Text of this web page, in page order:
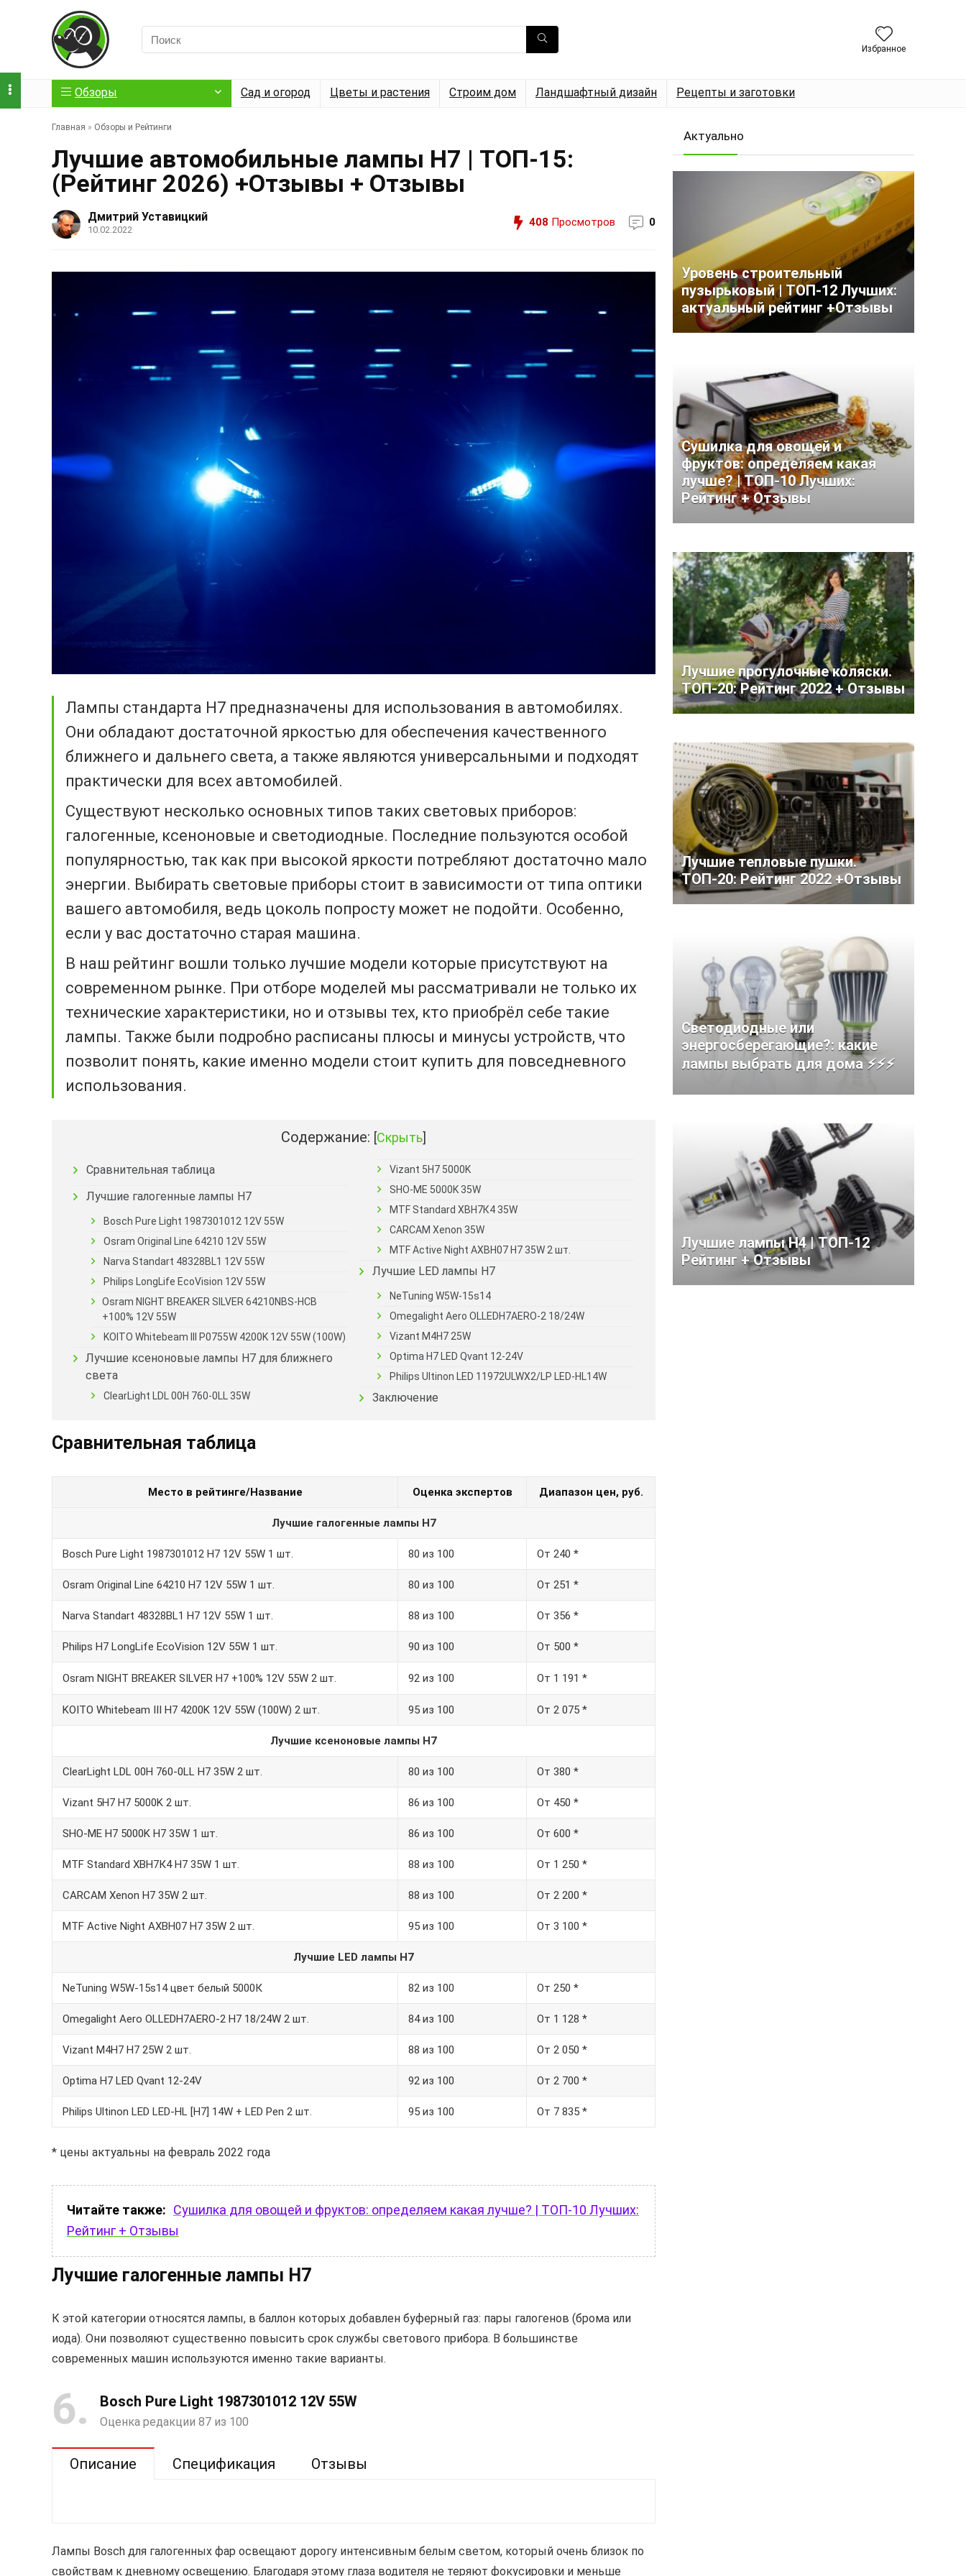
Избранное
Обзоры Сад и огород Цветы и растения Строим дом Ландшафтный дизайн Рецепты и заготовки
Главная » Обзоры и Рейтинги
Лучшие автомобильные лампы H7 | ТОП-15:
(Рейтинг 2026) +Отзывы + Отзывы
Дмитрий Уставицкий
10.02.2022
408 Просмотров 0
Лампы стандарта Н7 предназначены для использования в автомобилях.
Они обладают достаточной яркостью для обеспечения качественного
ближнего и дальнего света, а также являются универсальными и подходят
практически для всех автомобилей.
Существуют несколько основных типов таких световых приборов:
галогенные, ксеноновые и светодиодные. Последние пользуются особой
популярностью, так как при высокой яркости потребляют достаточно мало
энергии. Выбирать световые приборы стоит в зависимости от типа оптики
вашего автомобиля, ведь цоколь попросту может не подойти. Особенно,
если у вас достаточно старая машина.
В наш рейтинг вошли только лучшие модели которые присутствуют на
современном рынке. При отборе моделей мы рассматривали не только их
технические характеристики, но и отзывы тех, кто приобрёл себе такие
лампы. Также были подробно расписаны плюсы и минусы устройств, что
позволит понять, какие именно модели стоит купить для повседневного
использования.
Содержание: [Скрыть]
Сравнительная таблица
Лучшие галогенные лампы Н7
Bosch Pure Light 1987301012 12V 55W
Osram Original Line 64210 12V 55W
Narva Standart 48328BL1 12V 55W
Philips LongLife EcoVision 12V 55W
Osram NIGHT BREAKER SILVER 64210NBS-HCB
+100% 12V 55W
KOITO Whitebeam III P0755W 4200K 12V 55W (100W)
Лучшие ксеноновые лампы Н7 для ближнего
света
ClearLight LDL 00H 760-0LL 35W
Vizant 5H7 5000K
SHO-ME 5000K 35W
MTF Standard XBH7К4 35W
CARCAM Xenon 35W
MTF Active Night AXBH07 H7 35W 2 шт.
Лучшие LED лампы Н7
NeTuning W5W-15s14
Omegalight Aero OLLEDH7AERO-2 18/24W
Vizant M4H7 25W
Optima H7 LED Qvant 12-24V
Philips Ultinon LED 11972ULWX2/LP LED-HL14W
Заключение
Сравнительная таблица
Место в рейтинге/Название Оценка экспертов Диапазон цен, руб.
Лучшие галогенные лампы Н7
Bosch Pure Light 1987301012 H7 12V 55W 1 шт. 80 из 100 От 240 *
Osram Original Line 64210 H7 12V 55W 1 шт. 80 из 100 От 251 *
Narva Standart 48328BL1 H7 12V 55W 1 шт. 88 из 100 От 356 *
Philips H7 LongLife EcoVision 12V 55W 1 шт. 90 из 100 От 500 *
Osram NIGHT BREAKER SILVER H7 +100% 12V 55W 2 шт. 92 из 100 От 1 191 *
KOITO Whitebeam III H7 4200K 12V 55W (100W) 2 шт. 95 из 100 От 2 075 *
Лучшие ксеноновые лампы Н7
ClearLight LDL 00H 760-0LL H7 35W 2 шт. 80 из 100 От 380 *
Vizant 5H7 H7 5000K 2 шт. 86 из 100 От 450 *
SHO-ME H7 5000K H7 35W 1 шт. 86 из 100 От 600 *
MTF Standard XBH7К4 Н7 35W 1 шт. 88 из 100 От 1 250 *
CARCAM Xenon H7 35W 2 шт. 88 из 100 От 2 200 *
MTF Active Night AXBH07 H7 35W 2 шт. 95 из 100 От 3 100 *
Лучшие LED лампы Н7
NeTuning W5W-15s14 цвет белый 5000К 82 из 100 От 250 *
Omegalight Aero OLLEDH7AERO-2 H7 18/24W 2 шт. 84 из 100 От 1 128 *
Vizant M4H7 H7 25W 2 шт. 88 из 100 От 2 050 *
Optima H7 LED Qvant 12-24V 92 из 100 От 2 700 *
Philips Ultinon LED LED-HL [H7] 14W + LED Pen 2 шт. 95 из 100 От 7 835 *
* цены актуальны на февраль 2022 года
Читайте также: Сушилка для овощей и фруктов: определяем какая лучше? | ТОП-10 Лучших:
Рейтинг + Отзывы
Лучшие галогенные лампы Н7
К этой категории относятся лампы, в баллон которых добавлен буферный газ: пары галогенов (брома или
иода). Они позволяют существенно повысить срок службы светового прибора. В большинстве
современных машин используются именно такие варианты.
6 Bosch Pure Light 1987301012 12V 55W
Оценка редакции 87 из 100
Описание Спецификация Отзывы
Лампы Bosch для галогенных фар освещают дорогу интенсивным белым светом, который очень близок по
свойствам к дневному освещению. Благодаря этому глаза водителя не теряют фокусировки и меньше
Актуально
Уровень строительный
пузырьковый | ТОП-12 Лучших:
актуальный рейтинг +Отзывы
Сушилка для овощей и
фруктов: определяем какая
лучше? | ТОП-10 Лучших:
Рейтинг + Отзывы
Лучшие прогулочные коляски.
ТОП-20: Рейтинг 2022 + Отзывы
Лучшие тепловые пушки.
ТОП-20: Рейтинг 2022 +Отзывы
Светодиодные или
энергосберегающие?: какие
лампы выбрать для дома ⚡️⚡️⚡️
Лучшие лампы H4 | ТОП-12
Рейтинг + Отзывы